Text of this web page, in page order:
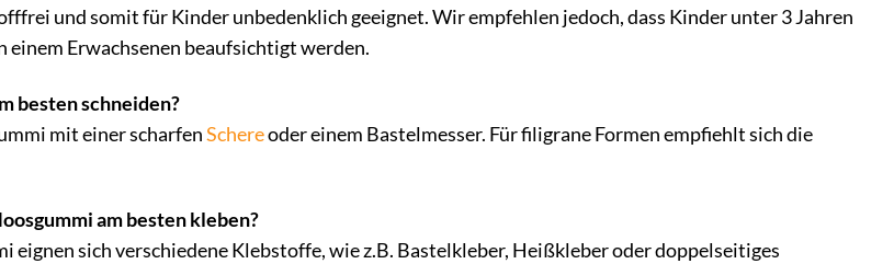
und somit für Kinder unbedenklich geeignet. Wir empfehlen jedoch, dass Kinder unter 3 Jahren
Erwachsenen beaufsichtigt werden.
besten schneiden?
mit einer scharfenSchereoder einem Bastelmesser. Für filigrane Formen empfiehlt sich die
am besten kleben?
eignen sich verschiedene Klebstoffe, wie z.B. Bastelkleber, Heißkleber oder doppelseitiges